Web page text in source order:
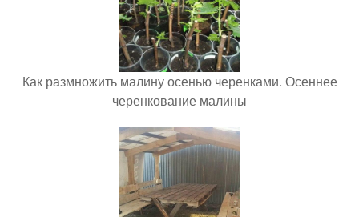
Как размножить малину осенью черенками. Осеннее
черенкование малины